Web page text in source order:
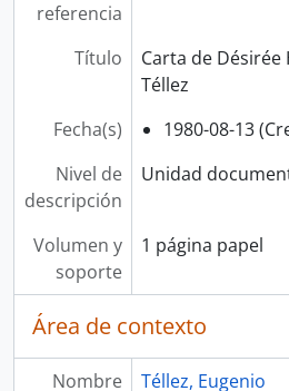
referencia
Título
Carta de Désirée
Téllez
Fecha(s)
1980-08-13
Nivel de
descripción
Unidad
Volumen y
soporte
1 página papel
Área de contexto
Nombre
Téllez, Eugenio